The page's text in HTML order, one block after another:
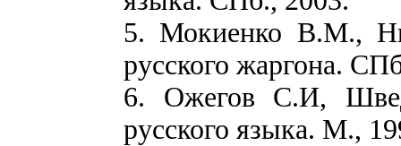
5. Мокиенко В.М.,
русского жаргона.
6. Ожегов С.И,
русского языка. М.,